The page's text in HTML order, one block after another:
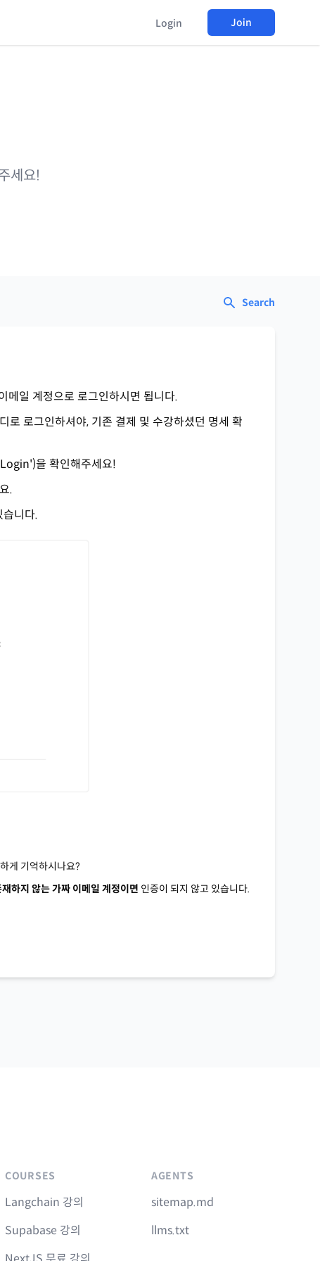
Login Join
세요!
Search
일 계정으로 로그인하시면 됩니다.
로 로그인하셔야, 기존 결제 및 수강하셨던 명세 확
을 확인해주세요!
.
니다.
게 기억하시나요?
하지 않는 가짜 이메일 계정이면 인증이 되지 않고 있습니다.
COURSES
Langchain 강의
Supabase 강의
AGENTS
sitemap.md
llms.txt